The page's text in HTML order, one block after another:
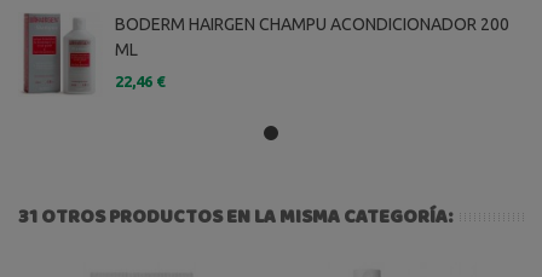
BODERM HAIRGEN CHAMPU ACONDICIONADOR 200
ML
22,46 €
31 OTROS PRODUCTOS EN LA MISMA CATEGORÍA: